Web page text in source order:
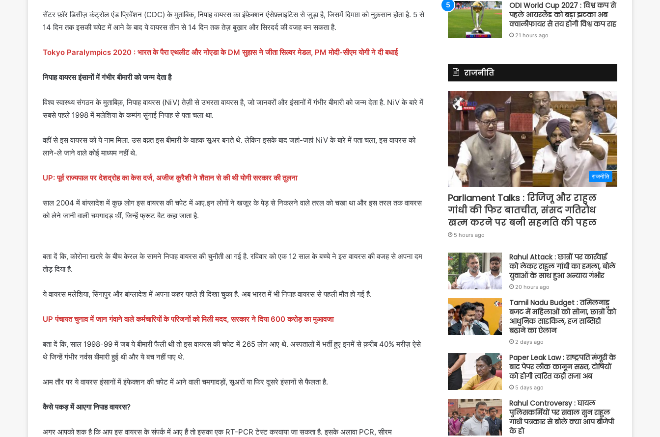
सेंटर फ़ॉर डिसीज़ कंट्रोल एंड प्रिवेंशन (CDC) के मुताबिक, निपाह वायरस का इंफ़ेक्शन एंसेफ़्लाइटिस से जुड़ा है, जिसमें दिमाग़ को नुक़सान होता है. 5 से
14 दिन तक इसकी चपेट में आने के बाद ये वायरस तीन से 14 दिन तक तेज़ बुख़ार और सिरदर्द की वजह बन सकता है.
Tokyo Paralympics 2020 : भारत के पैरा एथलीट और नोएडा के DM सुहास ने जीता सिल्वर मेडल, PM मोदी-सीएम योगी ने दी बधाई
निपाह वायरस इंसानों में गंभीर बीमारी को जन्म देता है
विश्व स्वास्थ्य संगठन के मुताबिक़, निपाह वायरस (NiV) तेज़ी से उभरता वायरस है, जो जानवरों और इंसानों में गंभीर बीमारी को जन्म देता है. NiV के बारे में
सबसे पहले 1998 में मलेशिया के कम्पंग सुंगाई निपाह से पता चला था.
वहीं से इस वायरस को ये नाम मिला. उस वक़्त इस बीमारी के वाहक सूअर बनते थे. लेकिन इसके बाद जहां-जहां NiV के बारे में पता चला, इस वायरस को
लाने-ले जाने वाले कोई माध्यम नहीं थे.
UP: पूर्व राज्यपाल पर देशद्रोह का केस दर्ज, अजीज कुरैशी ने शैतान से की थी योगी सरकार की तुलना
साल 2004 में बांग्लादेश में कुछ लोग इस वायरस की चपेट में आए.इन लोगों ने खजूर के पेड़ से निकलने वाले तरल को चखा था और इस तरल तक वायरस
को लेने जानी वाली चमगादड़ थीं, जिन्हें फ्रूट बैट कहा जाता है.
बता दें कि, कोरोना खतरे के बीच केरल के सामने निपाह वायरस की चुनौती आ गई है. रविवार को एक 12 साल के बच्चे ने इस वायरस की वजह से अपना दम
तोड़ दिया है.
ये वायरस मलेशिया, सिंगापुर और बांग्लादेश में अपना कहर पहले ही दिखा चुका है. अब भारत में भी निपाह वायरस से पहली मौत हो गई है.
UP पंचायत चुनाव में जान गंवाने वाले कर्मचारियों के परिजनों को मिली मदद, सरकार ने दिया 600 करोड़ का मुआवजा
बता दें कि, साल 1998-99 में जब ये बीमारी फैली थी तो इस वायरस की चपेट में 265 लोग आए थे. अस्पतालों में भर्ती हुए इनमें से क़रीब 40% मरीज़ ऐसे
थे जिन्हें गंभीर नर्वस बीमारी हुई थी और ये बच नहीं पाए थे.
आम तौर पर ये वायरस इंसानों में इंफेक्शन की चपेट में आने वाली चमगादड़ों, सूअरों या फिर दूसरे इंसानों से फैलता है.
कैसे पकड़ में आएगा निपाह वायरस?
अगर आपको शक है कि आप इस वायरस के संपर्क में आए हैं तो इसका एक RT-PCR टेस्ट करवाया जा सकता है. इसके अलावा PCR, सीरम
ODI World Cup 2027 : विश्व कप से
पहले आयरलैंड को बड़ा झटका अब
क्वालीफायर से तय होगी विश्व कप राह
21 hours ago
राजनीति
राजनीति
Parliament Talks : रिजिजू और राहुल
गांधी की फिर बातचीत, संसद गतिरोध
खत्म करने पर बनी सहमति की पहल
5 hours ago
Rahul Attack : छात्रों पर कार्रवाई
को लेकर राहुल गांधी का हमला, बोले
युवाओं के साथ हुआ अन्याय गंभीर
20 hours ago
Tamil Nadu Budget : तमिलनाडु
बजट में महिलाओं को सोना, छात्रों को
आधुनिक साइकिल, हज सब्सिडी
बढ़ाने का ऐलान
2 days ago
Paper Leak Law : राष्ट्रपति मंजूरी के
बाद पेपर लीक कानून सख्त, दोषियों
को होगी त्वरित कड़ी सजा अब
5 days ago
Rahul Controversy : घायल
पुलिसकर्मियों पर सवाल सुन राहुल
गांधी पत्रकार से बोले क्या आप बीजेपी
के हो